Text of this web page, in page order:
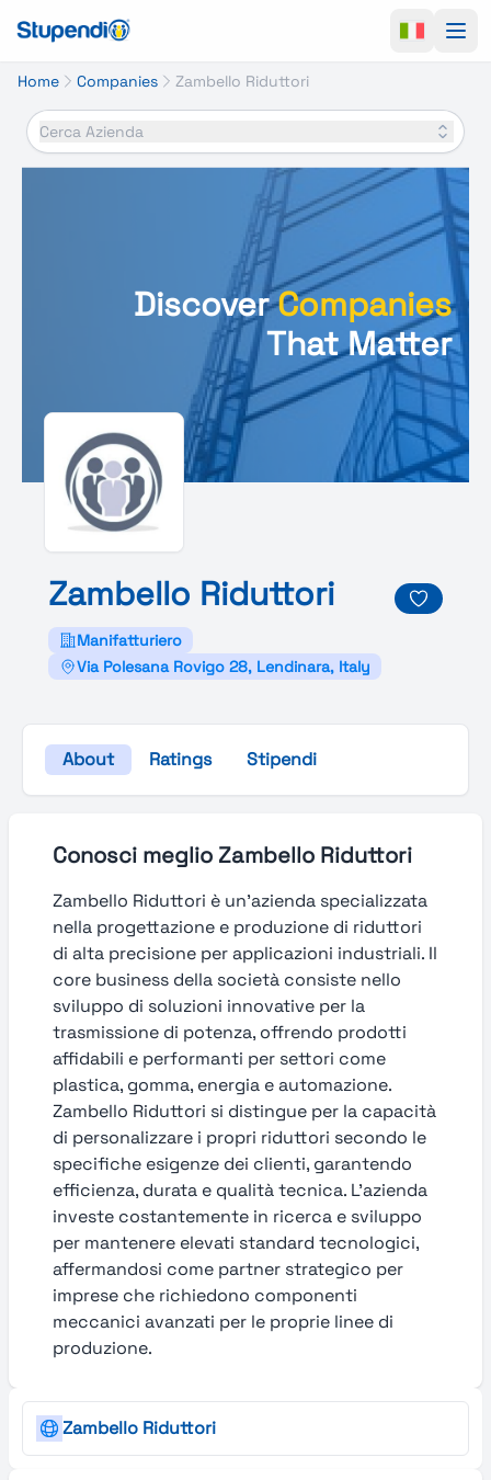
Home Companies Zambello Riduttori
Cerca Azienda
DiscoverCompanies
That Matter
Zambello Riduttori
Manifatturiero
Via Polesana Rovigo 28, Lendinara, Italy
About Ratings Stipendi
Conosci meglio Zambello Riduttori
Zambello Riduttori è un’azienda specializzata
nella progettazione e produzione di riduttori
di alta precisione per applicazioni industriali. Il
core business della società consiste nello
sviluppo di soluzioni innovative per la
trasmissione di potenza, offrendo prodotti
affidabili e performanti per settori come
plastica, gomma, energia e automazione.
Zambello Riduttori si distingue per la capacità
di personalizzare i propri riduttori secondo le
specifiche esigenze dei clienti, garantendo
efficienza, durata e qualità tecnica. L’azienda
investe costantemente in ricerca e sviluppo
per mantenere elevati standard tecnologici,
affermandosi come partner strategico per
imprese che richiedono componenti
meccanici avanzati per le proprie linee di
produzione.
Zambello Riduttori